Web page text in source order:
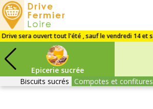
Loire
Epicerie sucrée
Biscuits sucrés Compotes et confitures